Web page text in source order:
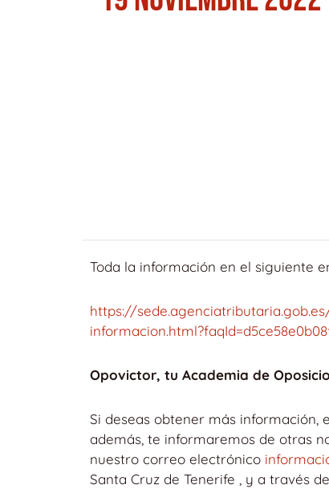
Toda la información en el siguiente
https://
Opovictor, tu Academia de
Si deseas obtener más información,
además, te informaremos de otras
nuestro correo electrónico
Santa Cruz de Tenerife , y a través